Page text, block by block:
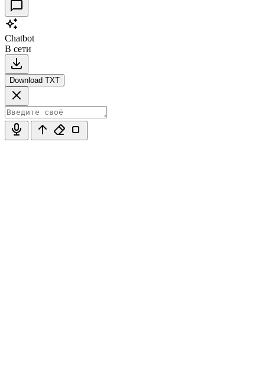
Chatbot
В сети
Download TXT